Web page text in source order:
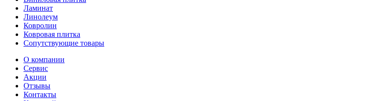
Ламинат
Линолеум
Ковролин
Ковровая плитка
Сопутствующие товары
О компании
Сервис
Акции
Отзывы
Контакты